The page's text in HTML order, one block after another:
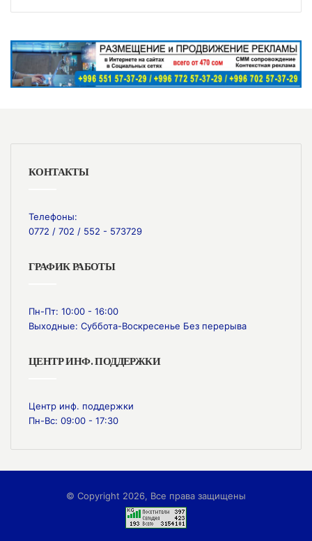
КОНТАКТЫ
Телефоны:
0772 / 702 / 552 - 573729
ГРАФИК РАБОТЫ
Пн-Пт: 10:00 - 16:00
Выходные: Суббота-Воскресенье Без перерыва
ЦЕНТР ИНФ. ПОДДЕРЖКИ
Центр инф. поддержки
Пн-Вс: 09:00 - 17:30
© Copyright 2026, Все права защищены